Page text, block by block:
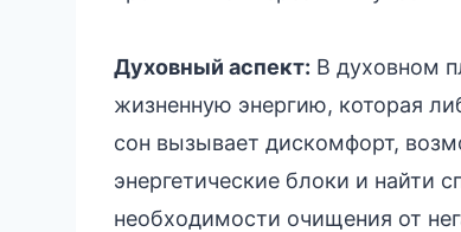
Духовный аспект: В духовном
жизненную энергию, которая
сон вызывает дискомфорт,
энергетические блоки и найти
необходимости очищения от